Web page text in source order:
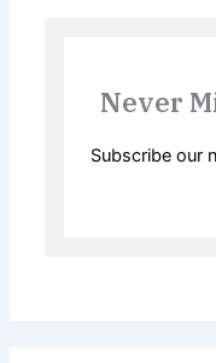
Never
Subscribe our